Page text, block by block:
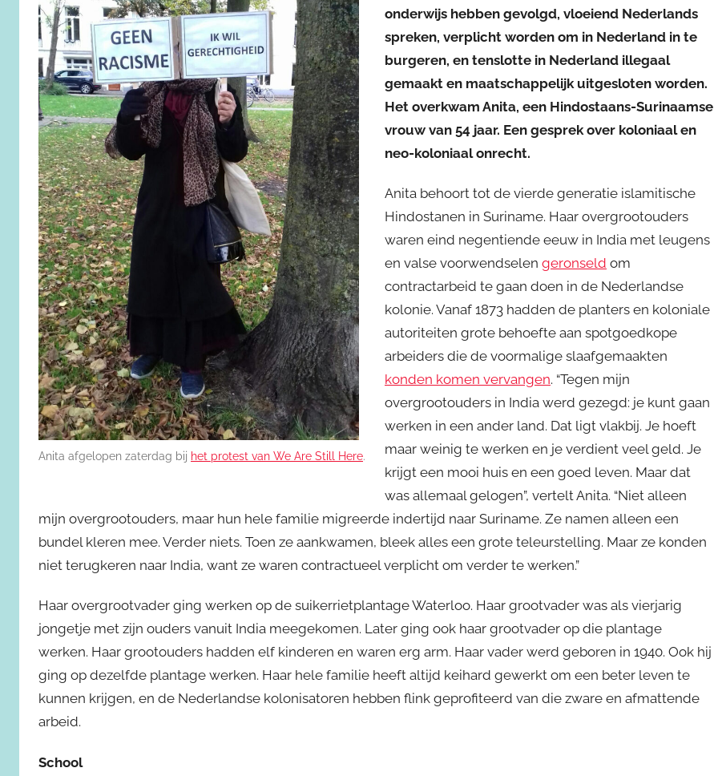
Anita afgelopen zaterdag bij het protest van We Are Still Here.
onderwijs hebben gevolgd, vloeiend Nederlands
spreken, verplicht worden om in Nederland in te
burgeren, en tenslotte in Nederland illegaal
gemaakt en maatschappelijk uitgesloten worden.
Het overkwam Anita, een Hindostaans-Surinaamse
vrouw van 54 jaar. Een gesprek over koloniaal en
neo-koloniaal onrecht.
Anita behoort tot de vierde generatie islamitische
Hindostanen in Suriname. Haar overgrootouders
waren eind negentiende eeuw in India met leugens
en valse voorwendselen geronseld om
contractarbeid te gaan doen in de Nederlandse
kolonie. Vanaf 1873 hadden de planters en koloniale
autoriteiten grote behoefte aan spotgoedkope
arbeiders die de voormalige slaafgemaakten
konden komen vervangen. “Tegen mijn
overgrootouders in India werd gezegd: je kunt gaan
werken in een ander land. Dat ligt vlakbij. Je hoeft
maar weinig te werken en je verdient veel geld. Je
krijgt een mooi huis en een goed leven. Maar dat
was allemaal gelogen”, vertelt Anita. “Niet alleen
mijn overgrootouders, maar hun hele familie migreerde indertijd naar Suriname. Ze namen alleen een
bundel kleren mee. Verder niets. Toen ze aankwamen, bleek alles een grote teleurstelling. Maar ze konden
niet terugkeren naar India, want ze waren contractueel verplicht om verder te werken.”
Haar overgrootvader ging werken op de suikerrietplantage Waterloo. Haar grootvader was als vierjarig
jongetje met zijn ouders vanuit India meegekomen. Later ging ook haar grootvader op die plantage
werken. Haar grootouders hadden elf kinderen en waren erg arm. Haar vader werd geboren in 1940. Ook hij
ging op dezelfde plantage werken. Haar hele familie heeft altijd keihard gewerkt om een beter leven te
kunnen krijgen, en de Nederlandse kolonisatoren hebben flink geprofiteerd van die zware en afmattende
arbeid.
School